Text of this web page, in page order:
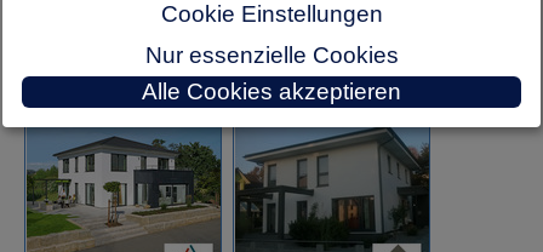
HUF Haus
Musterhaus Mannheim Hausnummer 4
Kampa Haus
Musterhaus Mannheim Hausnummer 29
Cookie Einstellungen
Nur essenzielle Cookies
Alle Cookies akzeptieren